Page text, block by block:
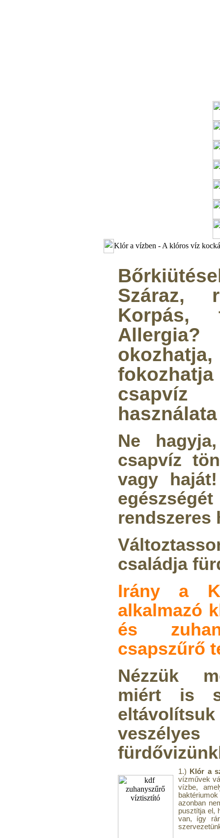
Klór a vízben - A klóros víz
Száraz,
Korpás,
Ne
csapvíz
vagy
rendszeres
családja
Irány a
alkalmazó
és
csapszűrő
Nézzük
miért is
1.)
Klór a
vízművek
vízbe,
azonban
pusztítja el,
van, így